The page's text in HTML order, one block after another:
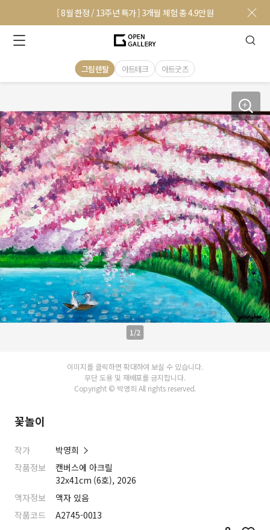
[ 8월 한정 / 13주년 특가 ] 3개월 체험 총 4.9만원
그림렌탈 아트테크 아트굿즈
1/2
이미지를 클릭하면 확대하여 보실 수 있습니다.
무단 도용 및 재배포를 금지합니다.
Copyright © 박영희 All rights reserved.
꽃놀이
작가
박영희
작품정보
캔버스에 아크릴
32x41cm (6호), 2026
액자정보
액자 있음
작품코드
A2745-0013